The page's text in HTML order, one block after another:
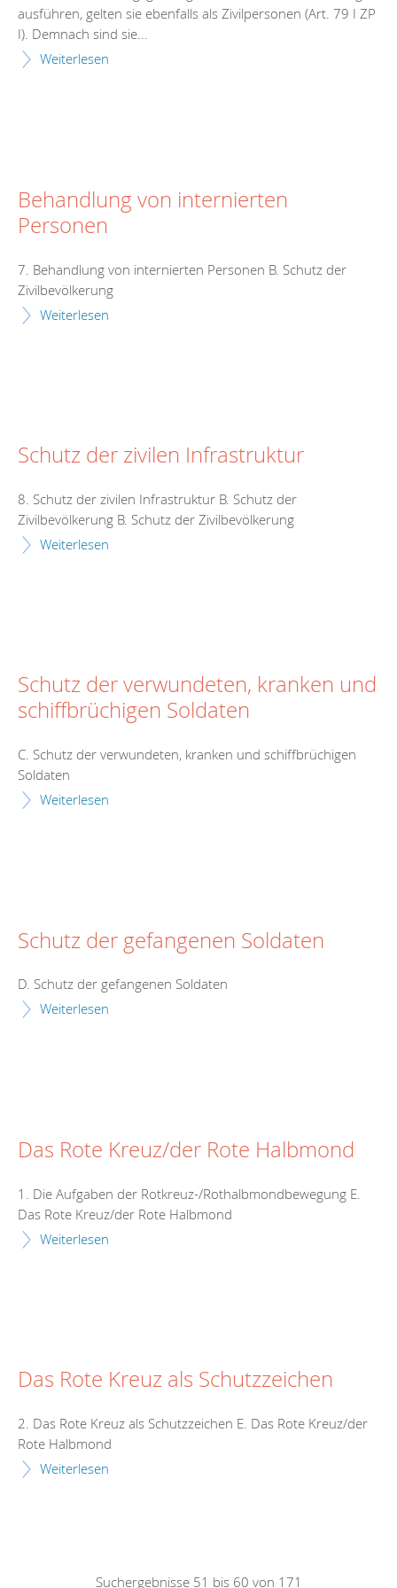
ausführen, gelten sie ebenfalls als Zivilpersonen (Art. 79 I ZP
I). Demnach sind sie...
Weiterlesen
Behandlung von internierten
Personen
7. Behandlung von internierten Personen B. Schutz der
Zivilbevölkerung
Weiterlesen
Schutz der zivilen Infrastruktur
8. Schutz der zivilen Infrastruktur B. Schutz der
Zivilbevölkerung B. Schutz der Zivilbevölkerung
Weiterlesen
Schutz der verwundeten, kranken und
schiffbrüchigen Soldaten
C. Schutz der verwundeten, kranken und schiffbrüchigen
Soldaten
Weiterlesen
Schutz der gefangenen Soldaten
D. Schutz der gefangenen Soldaten
Weiterlesen
Das Rote Kreuz/der Rote Halbmond
1. Die Aufgaben der Rotkreuz-/Rothalbmondbewegung E.
Das Rote Kreuz/der Rote Halbmond
Weiterlesen
Das Rote Kreuz als Schutzzeichen
2. Das Rote Kreuz als Schutzzeichen E. Das Rote Kreuz/der
Rote Halbmond
Weiterlesen
Suchergebnisse 51 bis 60 von 171